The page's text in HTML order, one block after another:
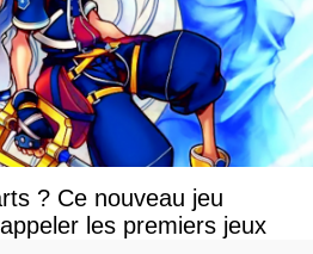
? Ce nouveau jeu
les premiers jeux